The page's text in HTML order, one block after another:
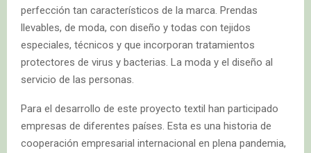
perfección tan característicos de la marca. Prendas
llevables, de moda, con diseño y todas con tejidos
especiales, técnicos y que incorporan tratamientos
protectores de virus y bacterias. La moda y el diseño al
servicio de las personas.
Para el desarrollo de este proyecto textil han participado
empresas de diferentes países. Esta es una historia de
cooperación empresarial internacional en plena pandemia,